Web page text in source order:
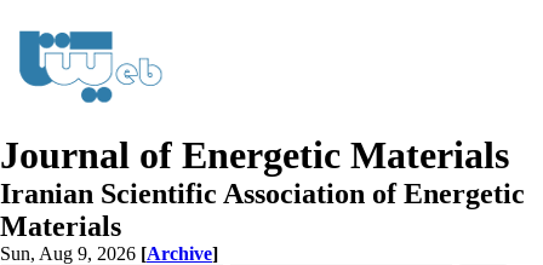
Journal of Energetic Materials
Iranian Scientific Association of Energetic
Materials
Sun, Aug 9, 2026 [Archive]